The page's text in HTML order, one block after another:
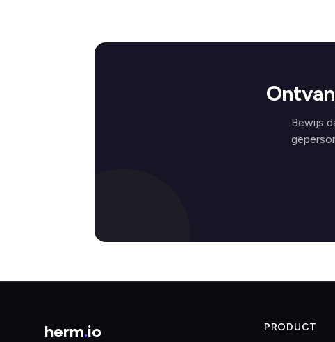
Bewijs
herm.io PRODUCT